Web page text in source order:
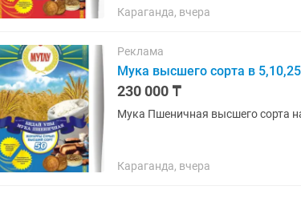
Караганда, вчера
Реклама
Мука высшего сорта в
230 000 ₸
Мука Пшеничная высшего сорта
Караганда, вчера